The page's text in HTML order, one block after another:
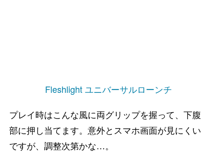
Fleshlight ユニバーサルローンチ
プレイ時はこんな風に両グリップを握って、下腹
部に押し当てます。意外とスマホ画面が見にくい
ですが、調整次第かな…。